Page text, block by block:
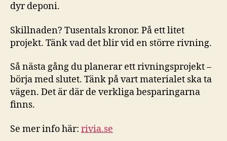
dyr deponi.
Skillnaden? Tusentals kronor. På ett litet
projekt. Tänk vad det blir vid en större rivning.
Så nästa gång du planerar ett rivningsprojekt –
börja med slutet. Tänk på vart materialet ska ta
vägen. Det är där de verkliga besparingarna
finns.
Se mer info här: rivia.se